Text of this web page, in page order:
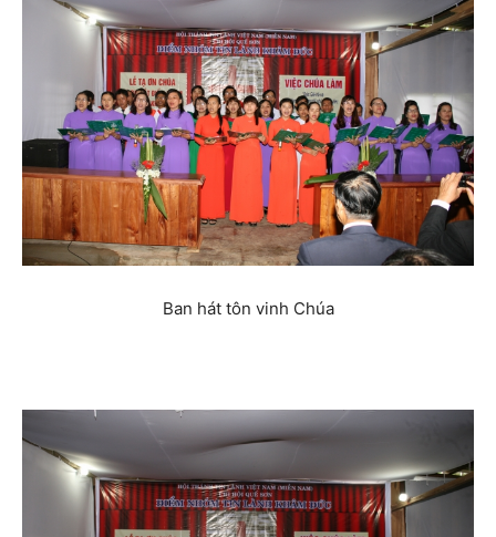
Ban hát tôn vinh Chúa